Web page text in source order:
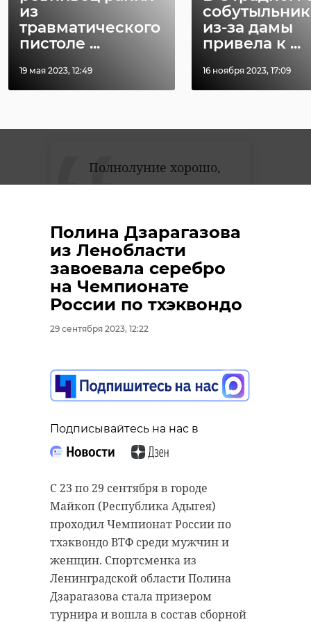
из
травматического
пистоле ...
19 мая 2023, 12:49
из-за дамы
привела к ...
16 ноября 2023, 17:09
Полина Дзарагазова
из Ленобласти
завоевала серебро
на Чемпионате
России по тхэквондо
29 сентября 2023, 12:22
Подписывайтесь на нас в
С 23 по 29 сентября в городе
Майкоп (Республика Адыгея)
проходил Чемпионат России по
тхэквондо ВТФ среди мужчин и
женщин. Спортсменка из
Ленинградской области Полина
Дзарагазова стала призером
турнира и вошла в состав сборной
плотный туман, который укутал
47 и 78 регионы. Снимками
поделились охотники за сиянием
получилось запечатлеть
Полнолуние хорошо,
а с туманом и
деревьями на холме -
еще лучше, даже
небольшая лунная
радуга поймалась,
правда совсем
прозрачная. Санкт-
Катя Стрельникова,
фотограф
(@astrophotoboloto)
Фото: Катя
Стрельникова/@astrophotoboloto
Фото: Катя
Стрельникова/@astrophotoboloto